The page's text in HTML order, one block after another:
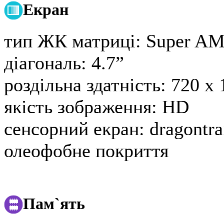
Екран
тип ЖК матриці: Super
діагональ: 4.7”
роздільна здатність: 720 x
якість зображення: HD
сенсорний екран:
олеофобне покриття
Пам`ять